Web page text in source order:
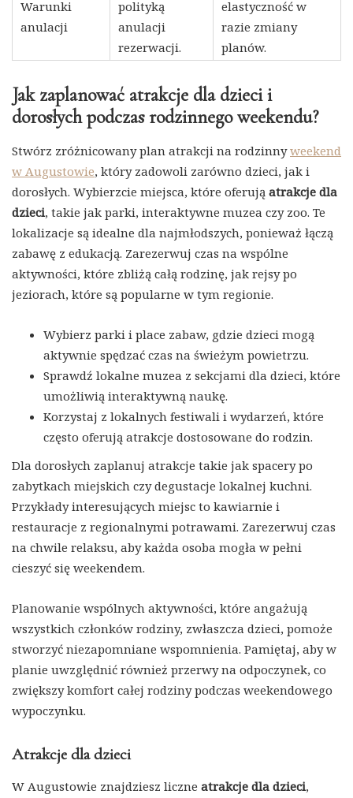
Warunki
anulacji
polityką
anulacji
rezerwacji.
elastyczność w
razie zmiany
planów.
Jak zaplanować atrakcje dla dzieci i
dorosłych podczas rodzinnego weekendu?
Stwórz zróżnicowany plan atrakcji na rodzinnyweekend
w Augustowie, który zadowoli zarówno dzieci, jak i
dorosłych. Wybierzcie miejsca, które oferują atrakcje dla
dzieci, takie jak parki, interaktywne muzea czy zoo. Te
lokalizacje są idealne dla najmłodszych, ponieważ łączą
zabawę z edukacją. Zarezerwuj czas na wspólne
aktywności, które zbliżą całą rodzinę, jak rejsy po
jeziorach, które są popularne w tym regionie.
Wybierz parki i place zabaw, gdzie dzieci mogą
aktywnie spędzać czas na świeżym powietrzu.
Sprawdź lokalne muzea z sekcjami dla dzieci, które
umożliwią interaktywną naukę.
Korzystaj z lokalnych festiwali i wydarzeń, które
często oferują atrakcje dostosowane do rodzin.
Dla dorosłych zaplanuj atrakcje takie jak spacery po
zabytkach miejskich czy degustacje lokalnej kuchni.
Przykłady interesujących miejsc to kawiarnie i
restauracje z regionalnymi potrawami. Zarezerwuj czas
na chwile relaksu, aby każda osoba mogła w pełni
cieszyć się weekendem.
Planowanie wspólnych aktywności, które angażują
wszystkich członków rodziny, zwłaszcza dzieci, pomoże
stworzyć niezapomniane wspomnienia. Pamiętaj, aby w
planie uwzględnić również przerwy na odpoczynek, co
zwiększy komfort całej rodziny podczas weekendowego
wypoczynku.
Atrakcje dla dzieci
W Augustowie znajdziesz liczne atrakcje dla dzieci,